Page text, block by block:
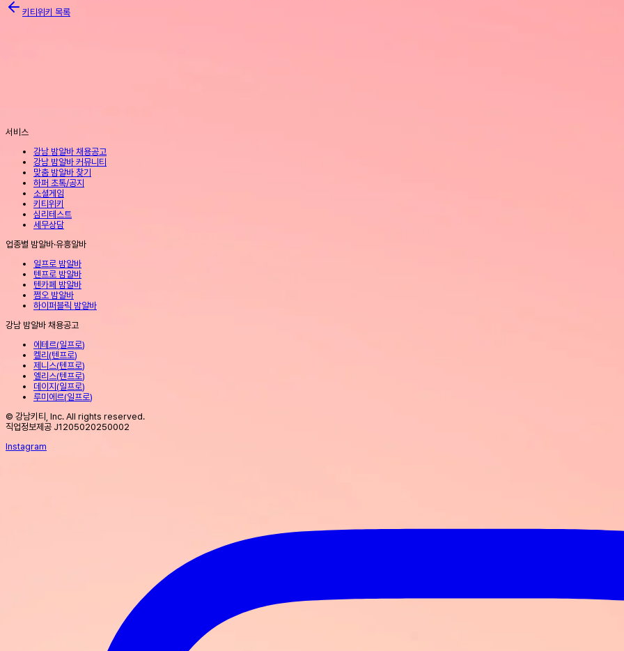
키티위키 목록
서비스
강남 밤알바 채용공고
강남 밤알바 커뮤니티
맞춤 밤알바 찾기
하퍼 초톡/공지
소셜게임
키티위키
심리테스트
세무상담
업종별 밤알바·유흥알바
일프로 밤알바
텐프로 밤알바
텐카페 밤알바
쩜오 밤알바
하이퍼블릭 밤알바
강남 밤알바 채용공고
에테르(일프로)
켈리(텐프로)
제니스(텐프로)
엘리스(텐프로)
데이지(일프로)
루미에르(일프로)
© 강남키티, Inc. All rights reserved.
직업정보제공 J1205020250002
Instagram